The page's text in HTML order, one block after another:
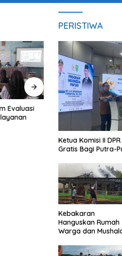
Evaluasi
Ketua Komisi II DPR
Langsung
Pertanahan
PERISTIWA
Ketua Komisi II
Gratis Bagi Putra-
Kebakaran
Hanguskan Rumah
Warga dan
Terdampak